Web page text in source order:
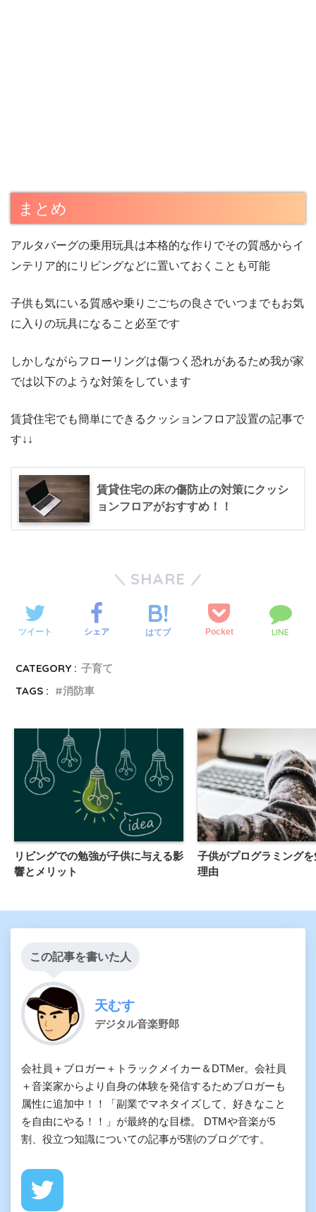
まとめ
アルタバーグの乗用玩具は本格的な作りでその質感からイ
ンテリア的にリビングなどに置いておくことも可能
子供も気にいる質感や乗りごごちの良さでいつまでもお気
に入りの玩具になること必至です
しかしながらフローリングは傷つく恐れがあるため我が家
では以下のような対策をしています
賃貸住宅でも簡単にできるクッションフロア設置の記事で
す↓↓
賃貸住宅の床の傷防止の対策にクッシ
ョンフロアがおすすめ！！
SHARE
ツイート シェア はてブ Pocket LINE
CATEGORY : 子育て
TAGS :
消防車
リビングでの勉強が子供に与える影
響とメリット
子供がプログラミング
理由
この記事を書いた人
天むす
デジタル音楽野郎
会社員＋ブロガー＋トラックメイカー＆DTMer。会社員
＋音楽家からより自身の体験を発信するためブロガーも
属性に追加中！！「副業でマネタイズして、好きなこと
を自由にやる！！」が最終的な目標。 DTMや音楽が5
割、役立つ知識についての記事が5割のブログです。